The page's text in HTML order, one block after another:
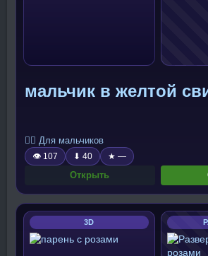
мальчик в желтой
🧍‍♂️ Для мальчиков
👁 107 ⬇ 40 ★ —
Открыть
3D